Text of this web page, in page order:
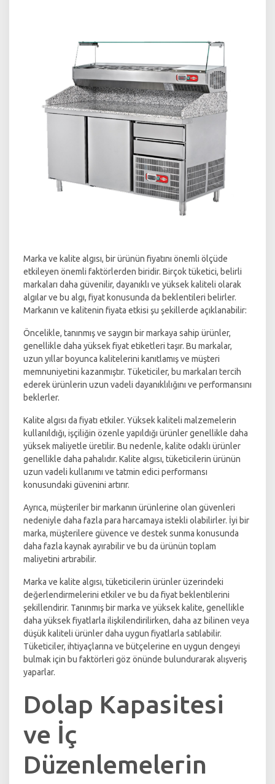
Marka ve kalite algısı, bir ürünün fiyatını önemli ölçüde
etkileyen önemli faktörlerden biridir. Birçok tüketici, belirli
markaları daha güvenilir, dayanıklı ve yüksek kaliteli olarak
algılar ve bu algı, fiyat konusunda da beklentileri belirler.
Markanın ve kalitenin fiyata etkisi şu şekillerde açıklanabilir:
Öncelikle, tanınmış ve saygın bir markaya sahip ürünler,
genellikle daha yüksek fiyat etiketleri taşır. Bu markalar,
uzun yıllar boyunca kalitelerini kanıtlamış ve müşteri
memnuniyetini kazanmıştır. Tüketiciler, bu markaları tercih
ederek ürünlerin uzun vadeli dayanıklılığını ve performansını
beklerler.
Kalite algısı da fiyatı etkiler. Yüksek kaliteli malzemelerin
kullanıldığı, işçiliğin özenle yapıldığı ürünler genellikle daha
yüksek maliyetle üretilir. Bu nedenle, kalite odaklı ürünler
genellikle daha pahalıdır. Kalite algısı, tüketicilerin ürünün
uzun vadeli kullanımı ve tatmin edici performansı
konusundaki güvenini artırır.
Ayrıca, müşteriler bir markanın ürünlerine olan güvenleri
nedeniyle daha fazla para harcamaya istekli olabilirler. İyi bir
marka, müşterilere güvence ve destek sunma konusunda
daha fazla kaynak ayırabilir ve bu da ürünün toplam
maliyetini artırabilir.
Marka ve kalite algısı, tüketicilerin ürünler üzerindeki
değerlendirmelerini etkiler ve bu da fiyat beklentilerini
şekillendirir. Tanınmış bir marka ve yüksek kalite, genellikle
daha yüksek fiyatlarla ilişkilendirilirken, daha az bilinen veya
düşük kaliteli ürünler daha uygun fiyatlarla satılabilir.
Tüketiciler, ihtiyaçlarına ve bütçelerine en uygun dengeyi
bulmak için bu faktörleri göz önünde bulundurarak alışveriş
yaparlar.
Dolap Kapasitesi
ve İç
Düzenlemelerin